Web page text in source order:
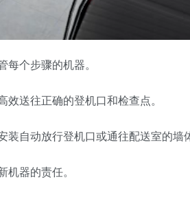
个步骤的机器。
送往正确的登机口和检查点。
自动放行登机口或通往配送室的墙
器的责任。